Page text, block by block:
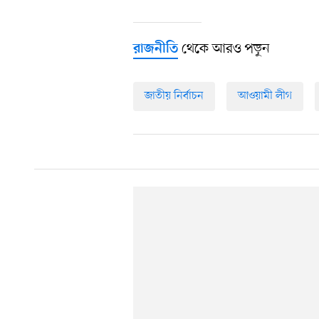
রাজনীতি থেকে আরও পড়ুন
জাতীয় নির্বাচন আওয়ামী লীগ